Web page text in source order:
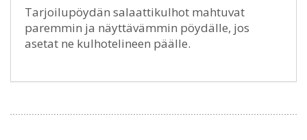
Tarjoilupöydän salaattikulhot mahtuvat
paremmin ja näyttävämmin pöydälle, jos
asetat ne kulhotelineen päälle.